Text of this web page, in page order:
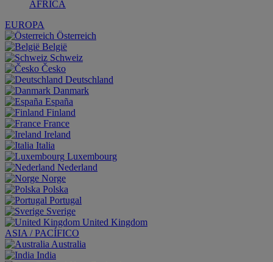
AFRICA
EUROPA
Österreich
België
Schweiz
Česko
Deutschland
Danmark
España
Finland
France
Ireland
Italia
Luxembourg
Nederland
Norge
Polska
Portugal
Sverige
United Kingdom
ASIA / PACÍFICO
Australia
India